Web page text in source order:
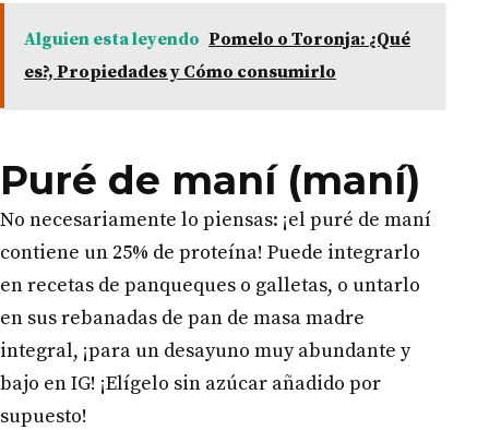
Alguien esta leyendo Pomelo o Toronja: ¿Qué
es?, Propiedades y Cómo consumirlo
Puré de maní (maní)
No necesariamente lo piensas: ¡el puré de maní
contiene un 25% de proteína! Puede integrarlo
en recetas de panqueques o galletas, o untarlo
en sus rebanadas de pan de masa madre
integral, ¡para un desayuno muy abundante y
bajo en IG! ¡Elígelo sin azúcar añadido por
supuesto!